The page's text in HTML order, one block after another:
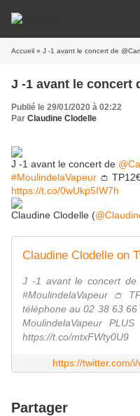
Accueil » J -1 avant le concert de
Publié le 29/01/2020 à 02:22
Par Claudine Clodelle
J -1 avant le concert de
#MoulindelaVapeur 👛
https://t.co/0wUkp5IW7h
Claudine Clodelle (
Claudine Clodelle on
J -1 avant le concert de
#MoulindelaVapeur 👛
téléphone au 02 38 63
MoulindelaVapeur
https://t.co/mtxFWty0U9
https://twitter.com/
Partager